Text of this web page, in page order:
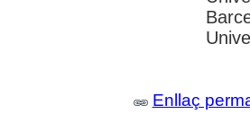
Enllaç